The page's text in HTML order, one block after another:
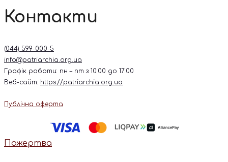
Контакти
(044) 599-000-5
info@patriarchia.org.ua
Графік роботи: пн – пт з 10:00 до 17:00
Веб-сайт: https://patriarchia.org.ua
Публічна оферта
Пожертва